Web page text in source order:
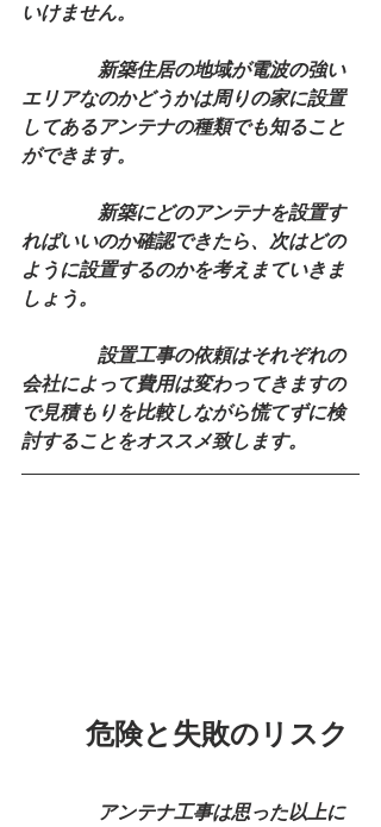
いけません。
新築住居の地域が電波の強い
エリアなのかどうかは周りの家に設置
してあるアンテナの種類でも知ること
ができます。
新築にどのアンテナを設置す
ればいいのか確認できたら、次はどの
ように設置するのかを考えまていきま
しょう。
設置工事の依頼はそれぞれの
会社によって費用は変わってきますの
で見積もりを比較しながら慌てずに検
討することをオススメ致します。
危険と失敗のリスク
アンテナ工事は思った以上に